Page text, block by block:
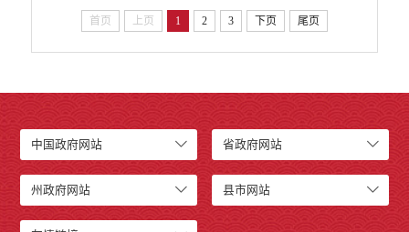
首页 上页 1 2 3 下页 尾页
中国政府网站 省政府网站
州政府网站 县市网站